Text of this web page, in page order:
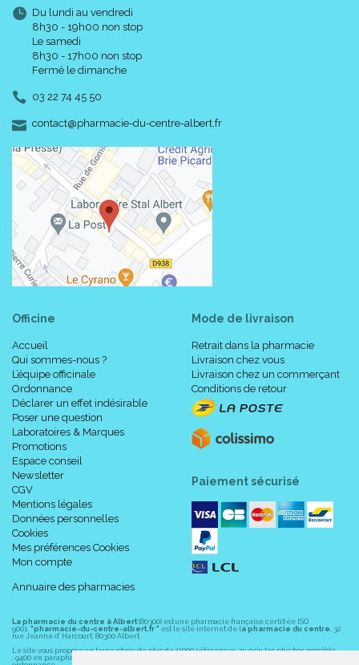
Du lundi au vendredi
8h30 - 19h00 non stop
Le samedi
8h30 - 17h00 non stop
Fermé le dimanche
03 22 74 45 50
contact-
@-
pharmacie-du-centre-albert.fr
Officine
Accueil
Qui sommes-nous ?
L’équipe officinale
Ordonnance
Déclarer un effet indésirable
Poser une question
Laboratoires & Marques
Promotions
Espace conseil
Newsletter
CGV
Mentions légales
Données personnelles
Cookies
Mes préférences Cookies
Mon compte
Annuaire des pharmacies
Mode de livraison
Retrait dans la pharmacie
Livraison chez vous
Livraison chez un commerçant
Conditions de retour
Paiement sécurisé
La pharmacie du centre à Albert (80300) est une pharmacie française certifiée ISO
9001. "pharmacie-du-centre-albert.fr " est le site internet de l a pharmacie du centre , 32
rue Jeanne d' Harcourt, 80300 Albert.
Le site vous propose un large choix de plus de 11000 références, au prix les plus bas possible
: 9400 en parapharmacie, animaux, orthopédie, matériel médical. 1700 en médicaments sans